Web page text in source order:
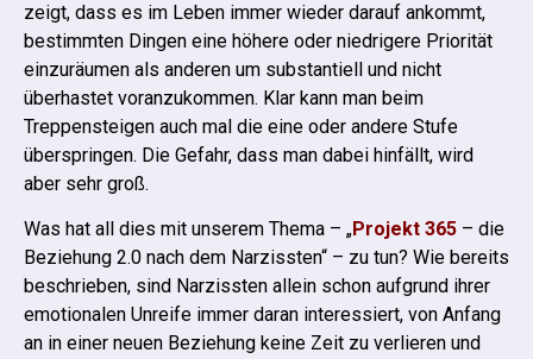
zeigt, dass es im Leben immer wieder darauf ankommt,
bestimmten Dingen eine höhere oder niedrigere Priorität
einzuräumen als anderen um substantiell und nicht
überhastet voranzukommen. Klar kann man beim
Treppensteigen auch mal die eine oder andere Stufe
überspringen. Die Gefahr, dass man dabei hinfällt, wird
aber sehr groß.
Was hat all dies mit unserem Thema – „Projekt 365 – die
Beziehung 2.0 nach dem Narzissten“ – zu tun? Wie bereits
beschrieben, sind Narzissten allein schon aufgrund ihrer
emotionalen Unreife immer daran interessiert, von Anfang
an in einer neuen Beziehung keine Zeit zu verlieren und